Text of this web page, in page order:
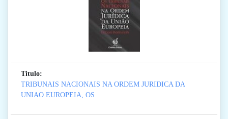
Titulo:
TRIBUNAIS NACIONAIS NA ORDEM JURIDICA DA
UNIAO EUROPEIA, OS